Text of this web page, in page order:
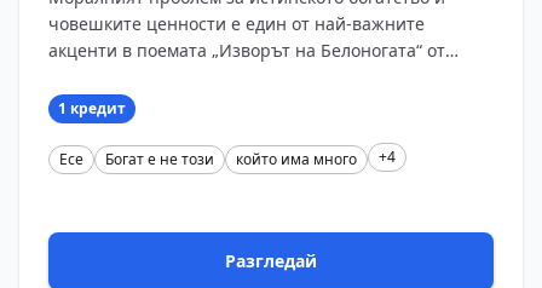
Белоногата“ от Петко
Славейков.
човешките ценности е един от най-важните
акценти в поемата „Изворът на Белоногата“ от
свята – патр?...
1 кредит
Есе Богат е не този който има много +4
Разгледай